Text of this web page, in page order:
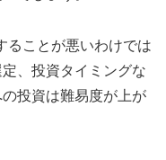
ることが悪いわけでは
、投資タイミングな
投資は難易度が上が